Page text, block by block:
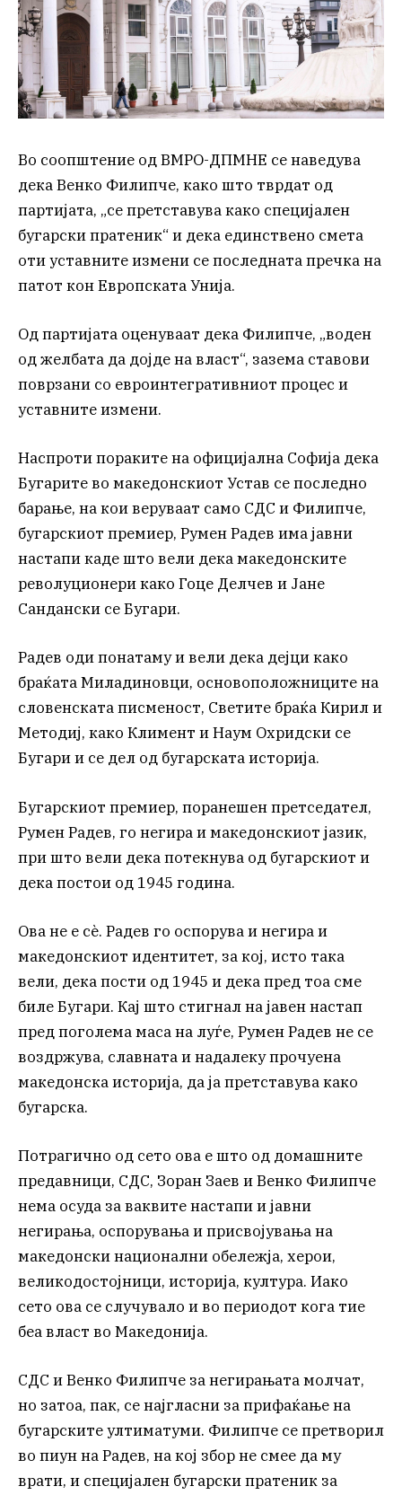
Во соопштение од ВМРО-ДПМНЕ се наведува
дека Венко Филипче, како што тврдат од
партијата, „се претставува како специјален
бугарски пратеник“ и дека единствено смета
оти уставните измени се последната пречка на
патот кон Европската Унија.
Од партијата оценуваат дека Филипче, „воден
од желбата да дојде на власт“, зазема ставови
поврзани со евроинтегративниот процес и
уставните измени.
Наспроти пораките на официјална Софија дека
Бугарите во македонскиот Устав се последно
барање, на кои веруваат само СДС и Филипче,
бугарскиот премиер, Румен Радев има јавни
настапи каде што вели дека македонските
револуционери како Гоце Делчев и Јане
Сандански се Бугари.
Радев оди понатаму и вели дека дејци како
браќата Миладиновци, основоположниците на
словенската писменост, Светите браќа Кирил и
Методиј, како Климент и Наум Охридски се
Бугари и се дел од бугарската историја.
Бугарскиот премиер, поранешен претседател,
Румен Радев, го негира и македонскиот јазик,
при што вели дека потекнува од бугарскиот и
дека постои од 1945 година.
Ова не е сè. Радев го оспорува и негира и
македонскиот идентитет, за кој, исто така
вели, дека пости од 1945 и дека пред тоа сме
биле Бугари. Кај што стигнал на јавен настап
пред поголема маса на луѓе, Румен Радев не се
воздржува, славната и надалеку прочуена
македонска историја, да ја претставува како
бугарска.
Потрагично од сето ова е што од домашните
предавници, СДС, Зоран Заев и Венко Филипче
нема осуда за ваквите настапи и јавни
негирања, оспорувања и присвојувања на
македонски национални обележја, херои,
великодостојници, историја, култура. Иако
сето ова се случувало и во периодот кога тие
беа власт во Македонија.
СДС и Венко Филипче за негирањата молчат,
но затоа, пак, се најгласни за прифаќање на
бугарските ултиматуми. Филипче се претворил
во пиун на Радев, на кој збор не смее да му
врати, и специјален бугарски пратеник за